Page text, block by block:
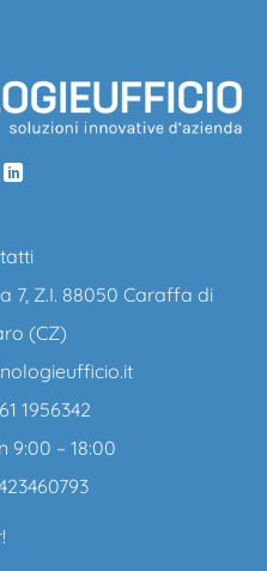
7, Z.I. 88050 Caraffa di
(CZ)
1956342
9:00 – 18:00